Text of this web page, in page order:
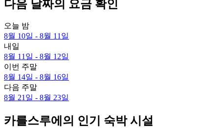
다음 날짜의 요금 확인
오늘 밤
8월 10일 - 8월 11일
내일
8월 11일 - 8월 12일
이번 주말
8월 14일 - 8월 16일
다음 주말
8월 21일 - 8월 23일
카를스루에의 인기 숙박 시설